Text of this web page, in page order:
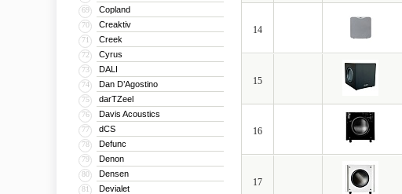
69 Copland
70 Creaktiv
71 Creek
72 Cyrus
73 DALI
74 Dan D’Agostino
75 darTZeel
76 Davis Acoustics
77 dCS
78 Defunc
79 Denon
80 Densen
81 Devialet
14
15
16
17